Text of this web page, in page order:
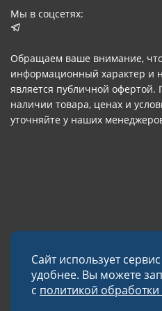
Мы в соцсетях:
Обращаем ваше внимание,
информационный характер и
является публичной
наличии товара, ценах и
уточняйте у наших
© 2026 Завод «Меткон» Политика
Сайт использует
удобнее. Вы можете
с политикой